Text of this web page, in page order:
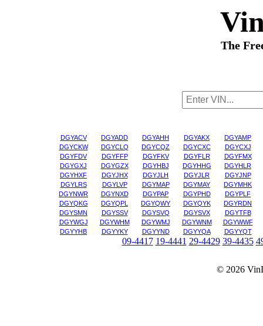
The
DGYACV DGYADD DGYAHH DGYAKX
DGYAMP
DGYCKW
DGYCLQ DGYCQZ DGYCXC
DGYCXJ
DGYFDV
DGYFFP DGYFKV DGYFLR
DGYFMX
DGYGXJ
DGYGZX DGYHBJ DGYHHG
DGYHLR
DGYHXF
DGYJHX DGYJLH DGYJLR
DGYJNP
DGYLRS
DGYLVP DGYMAP DGYMAY
DGYMHK
DGYNWR
DGYNXD DGYPAP DGYPHD
DGYPLF
DGYQKG
DGYQPL DGYQWY DGYQYK
DGYRDN
DGYSMN
DGYSSV DGYSVQ DGYSVX
DGYTFB
DGYWGJ
DGYWHM DGYWMJ DGYWNM
DGYWWF
DGYYHB
DGYYKY DGYYND DGYYQA DGYYQT
09-4417 19-4441 29-4429 39-4435
© 2026